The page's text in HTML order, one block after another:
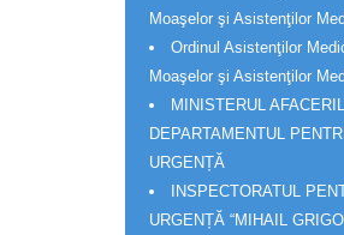
Moaşelor şi Asistenţilor
Ordinul Asistenţilor
Moaşelor şi Asistenţilor
MINISTERUL
DEPARTAMENTUL
URGENȚĂ
INSPECTORATUL
URGENȚĂ “MIHAIL